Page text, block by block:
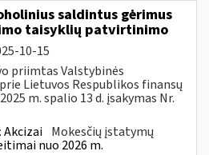
saldintus gėrimus
taisyklių patvirtinimo
10-15
priimtas Valstybinės
Lietuvos Respublikos finansų
m. spalio 13 d. įsakymas Nr.
Akcizai Mokesčių įstatymų
nuo 2026 m.